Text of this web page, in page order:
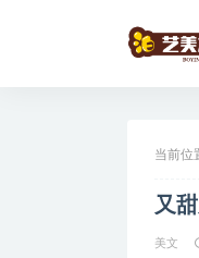
当前位
又
美文